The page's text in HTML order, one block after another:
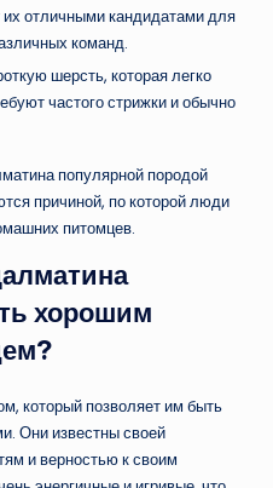
их отличными кандидатами для
команд.
шерсть, которая легко
частого стрижки и обычно
популярной породой
причиной, по которой люди
питомцев.
хорошим
который позволяет им быть
Они известны своей
и верностью к своим